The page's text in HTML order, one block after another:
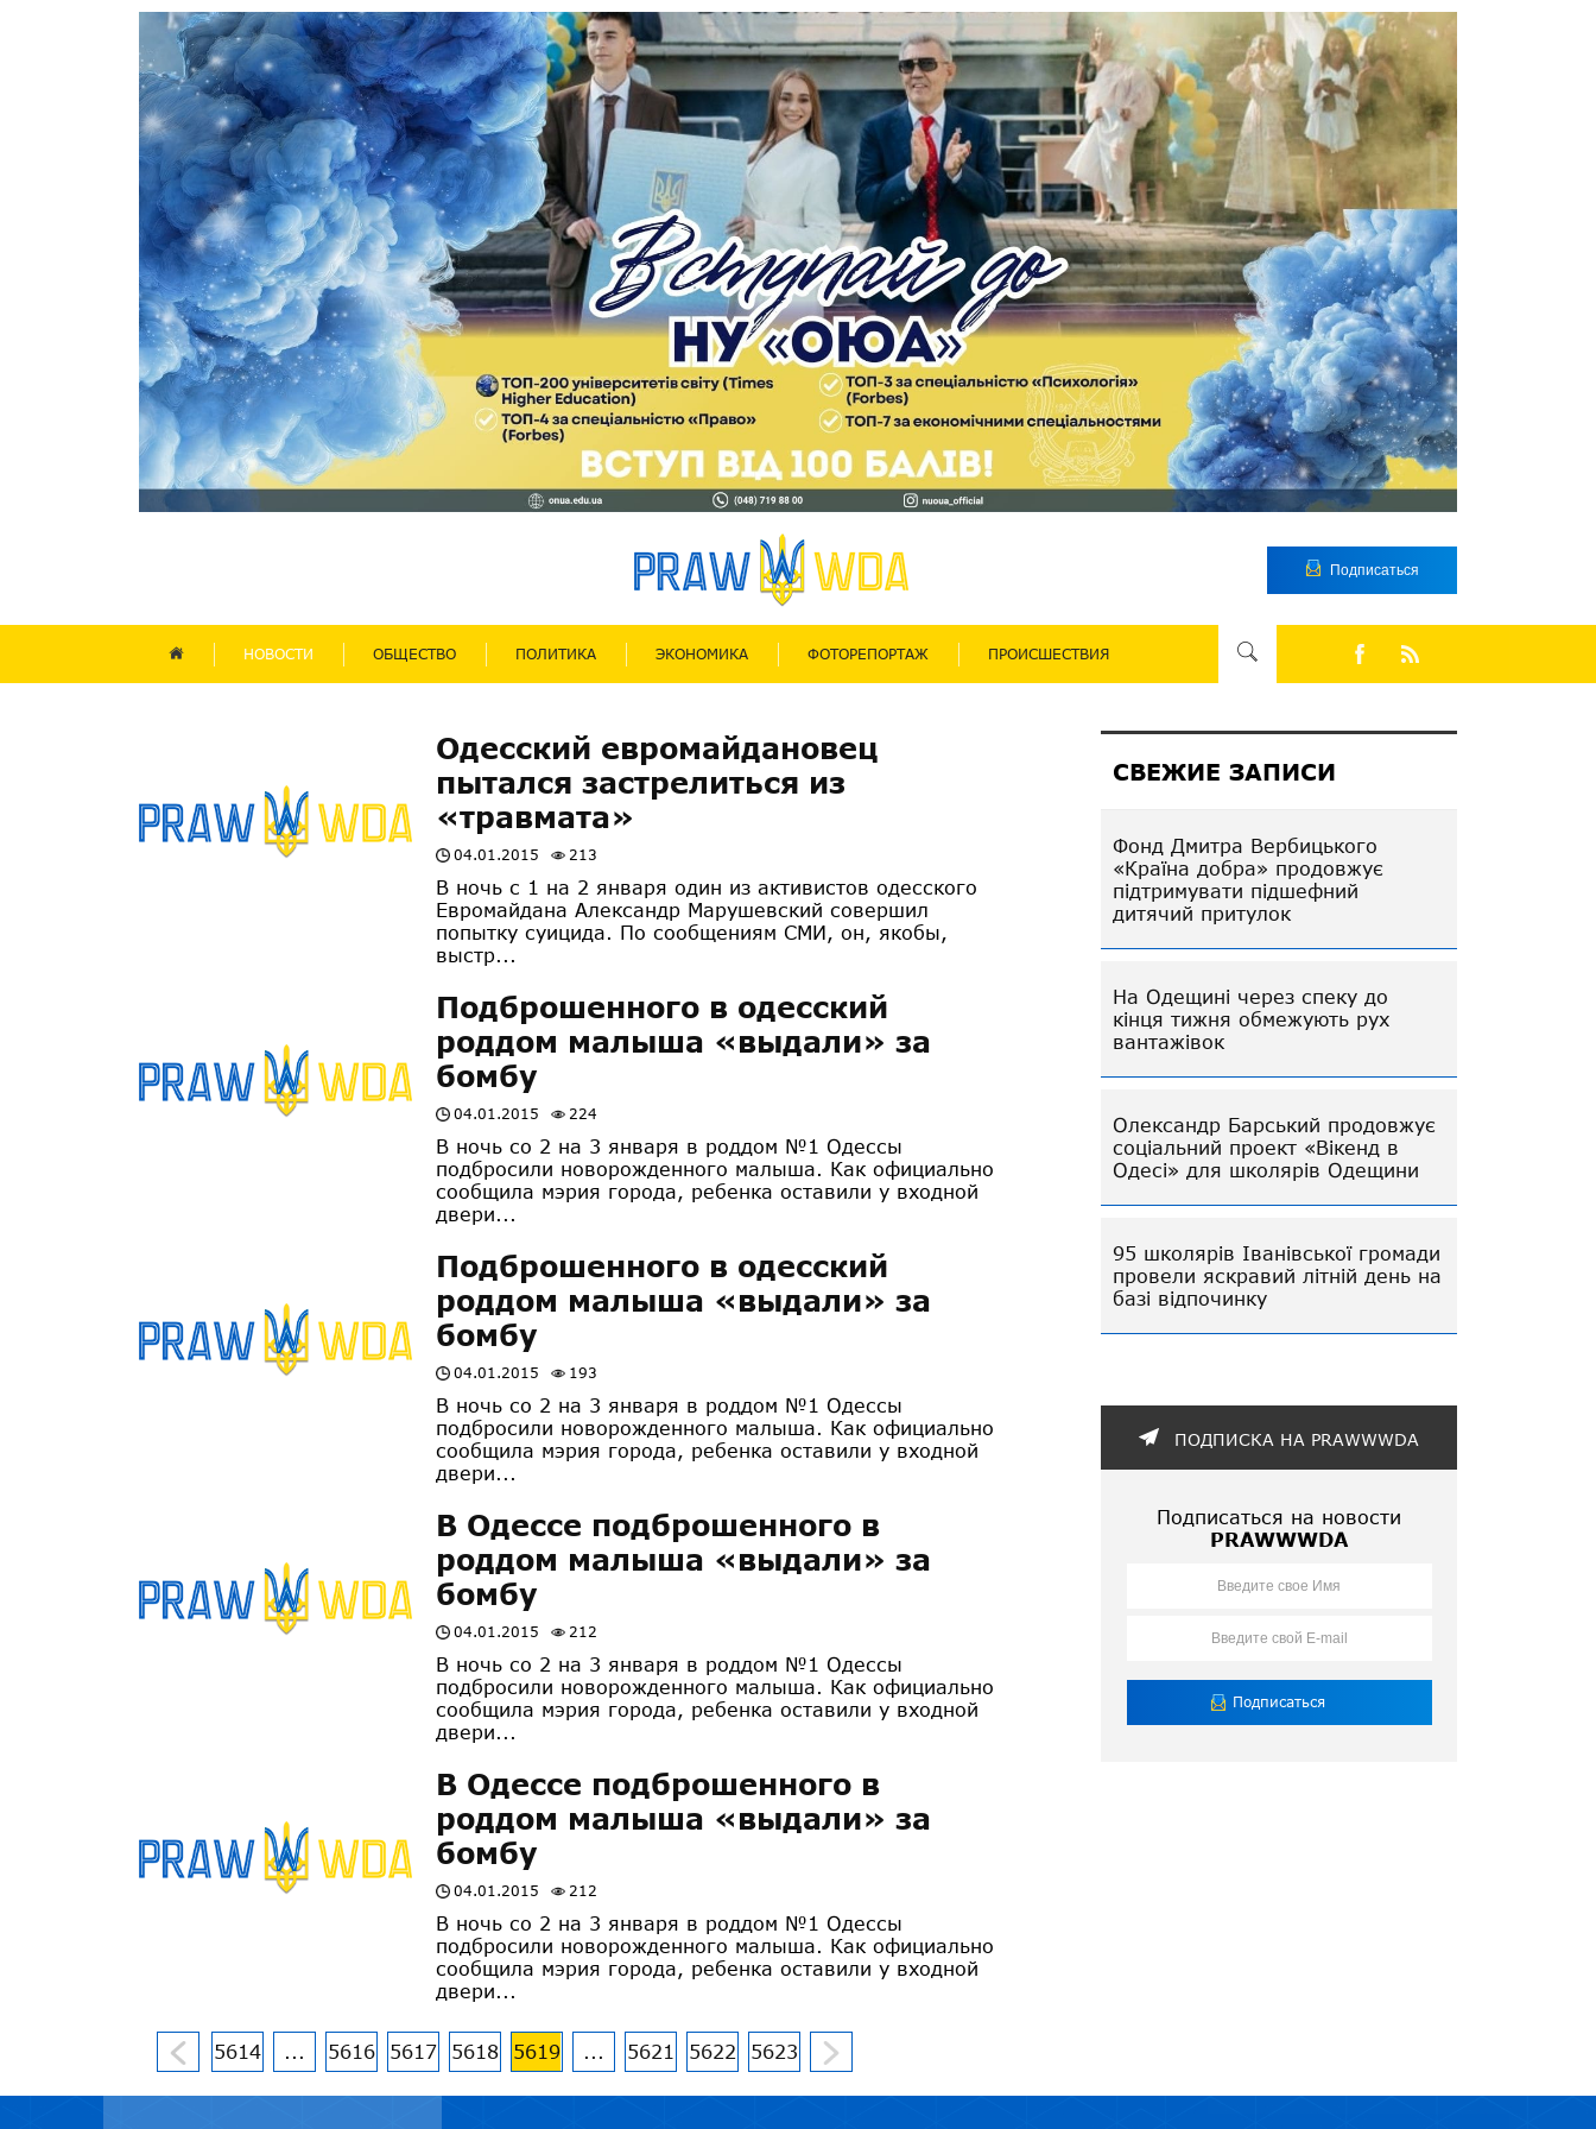
Подписаться
НОВОСТИ ОБЩЕСТВО ПОЛИТИКА ЭКОНОМИКА ФОТОРЕПОРТАЖ ПРОИСШЕСТВИЯ
Одесский евромайдановец
пытался застрелиться из
«травмата»
04.01.2015 213
В ночь с 1 на 2 января один из активистов одесского
Евромайдана Александр Марушевский совершил
попытку суицида. По сообщениям СМИ, он, якобы,
выстр...
Подброшенного в одесский
роддом малыша «выдали» за
бомбу
04.01.2015 224
В ночь со 2 на 3 января в роддом №1 Одессы
подбросили новорожденного малыша. Как официально
сообщила мэрия города, ребенка оставили у входной
двери...
Подброшенного в одесский
роддом малыша «выдали» за
бомбу
04.01.2015 193
В ночь со 2 на 3 января в роддом №1 Одессы
подбросили новорожденного малыша. Как официально
сообщила мэрия города, ребенка оставили у входной
двери...
В Одессе подброшенного в
роддом малыша «выдали» за
бомбу
04.01.2015 212
В ночь со 2 на 3 января в роддом №1 Одессы
подбросили новорожденного малыша. Как официально
сообщила мэрия города, ребенка оставили у входной
двери...
В Одессе подброшенного в
роддом малыша «выдали» за
бомбу
04.01.2015 212
В ночь со 2 на 3 января в роддом №1 Одессы
подбросили новорожденного малыша. Как официально
сообщила мэрия города, ребенка оставили у входной
двери...
5614 ... 5616 5617 5618 5619 ... 5621 5622 5623
СВЕЖИЕ ЗАПИСИ
Фонд Дмитра Вербицького
«Країна добра» продовжує
підтримувати підшефний
дитячий притулок
На Одещині через спеку до
кінця тижня обмежують рух
вантажівок
Олександр Барський продовжує
соціальний проект «Вікенд в
Одесі» для школярів Одещини
95 школярів Іванівської громади
провели яскравий літній день на
базі відпочинку
ПОДПИСКА НА PRAWWWDA
Подписаться на новости
PRAWWWDA